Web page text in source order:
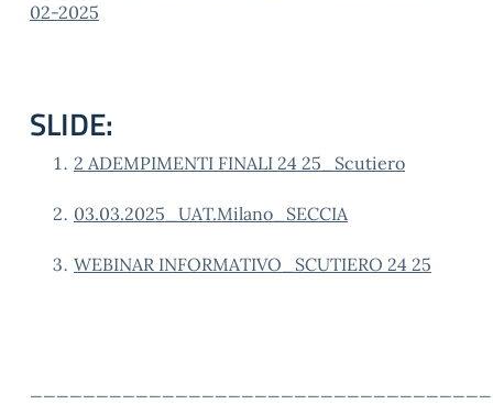
02-2025
SLIDE:
2 ADEMPIMENTI FINALI 24 25_Scutiero
03.03.2025_UAT.Milano_SECCIA
WEBINAR INFORMATIVO_SCUTIERO 24 25